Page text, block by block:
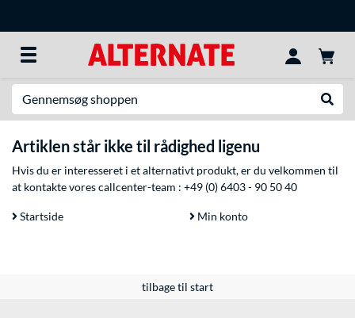
Artiklen står ikke til rådighed ligenu
Hvis du er interesseret i et alternativt produkt, er du velkommen til
at kontakte vores callcenter-team : +49 (0) 6403 - 90 50 40
Startside Min konto
tilbage til start